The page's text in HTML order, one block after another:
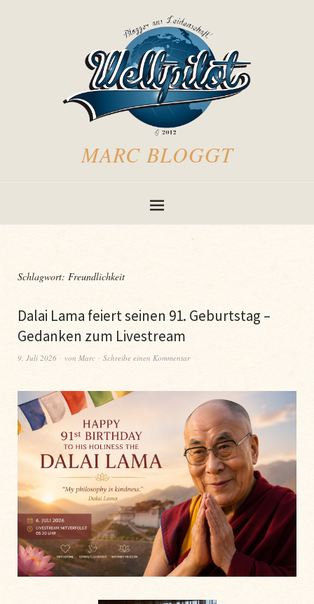
MARC BLOGGT
Schlagwort: Freundlichkeit
Dalai Lama feiert seinen 91. Geburtstag –
Gedanken zum Livestream
9. Juli 2026 von Marc Schreibe einen Kommentar